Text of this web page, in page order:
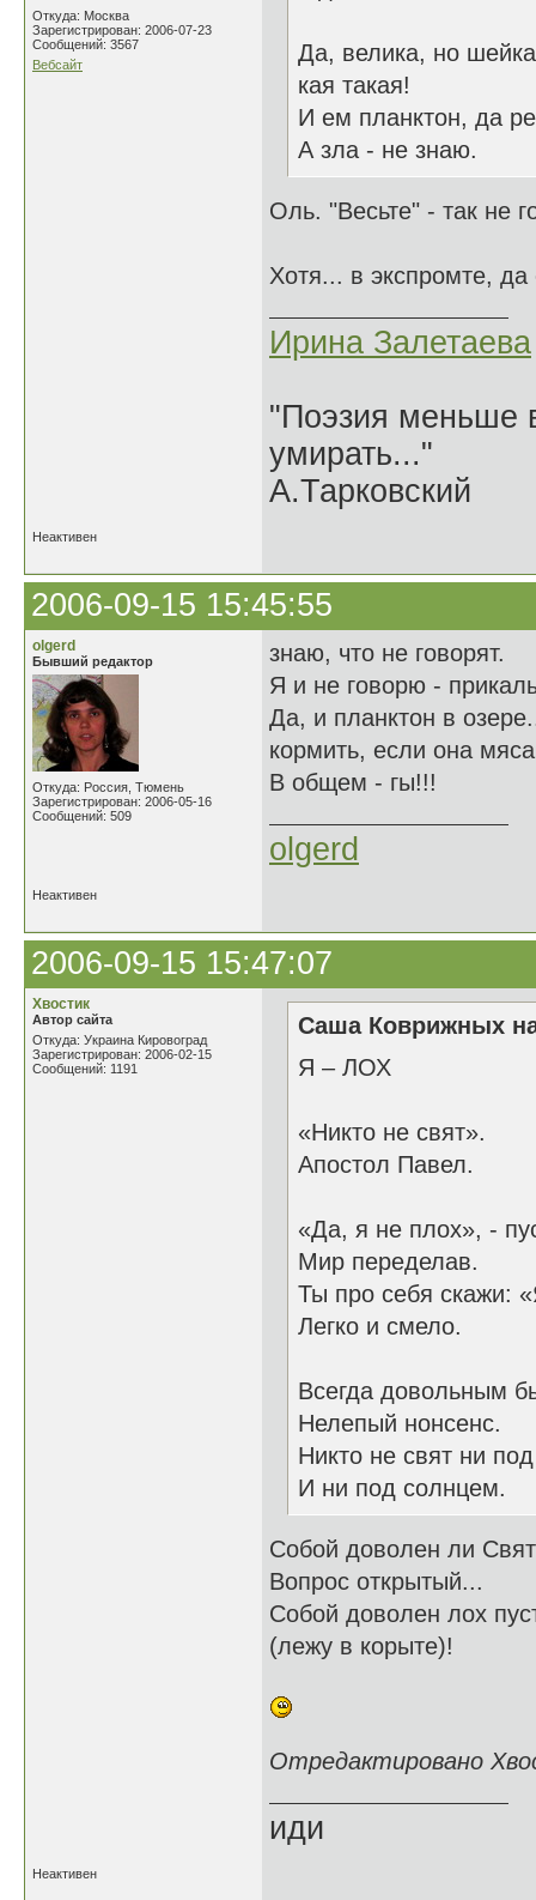
Откуда: Москва
Зарегистрирован: 2006-07-23
Сообщений: 3567
Вебсайт
Да, велика, но
кая такая!
И ем планктон, да
А зла - не знаю.
Оль. "Весьте" - так не
Хотя... в экспромте,
Ирина Залетаева
"Поэзия меньше
умирать..."
А.Тарковский
Неактивен
2006-09-15 15:45:55
olgerd
Бывший редактор
Откуда: Россия, Тюмень
Зарегистрирован: 2006-05-16
Сообщений: 509
знаю, что не говорят.
Я и не говорю -
Да, и планктон в
кормить, если она
В общем - гы!!!
olgerd
Неактивен
2006-09-15 15:47:07
Хвостик
Автор сайта
Откуда: Украина Кировоград
Зарегистрирован: 2006-02-15
Сообщений: 1191
Саша Коврижных
Я – ЛОХ
«Никто не свят».
Апостол Павел.
«Да, я не плох», -
Мир переделав.
Ты про себя скажи:
Легко и смело.
Всегда довольным
Нелепый нонсенс.
Никто не свят ни
И ни под солнцем.
Собой доволен ли
Вопрос открытый...
Собой доволен лох
(лежу в корыте)!
Отредактировано
иди
Неактивен